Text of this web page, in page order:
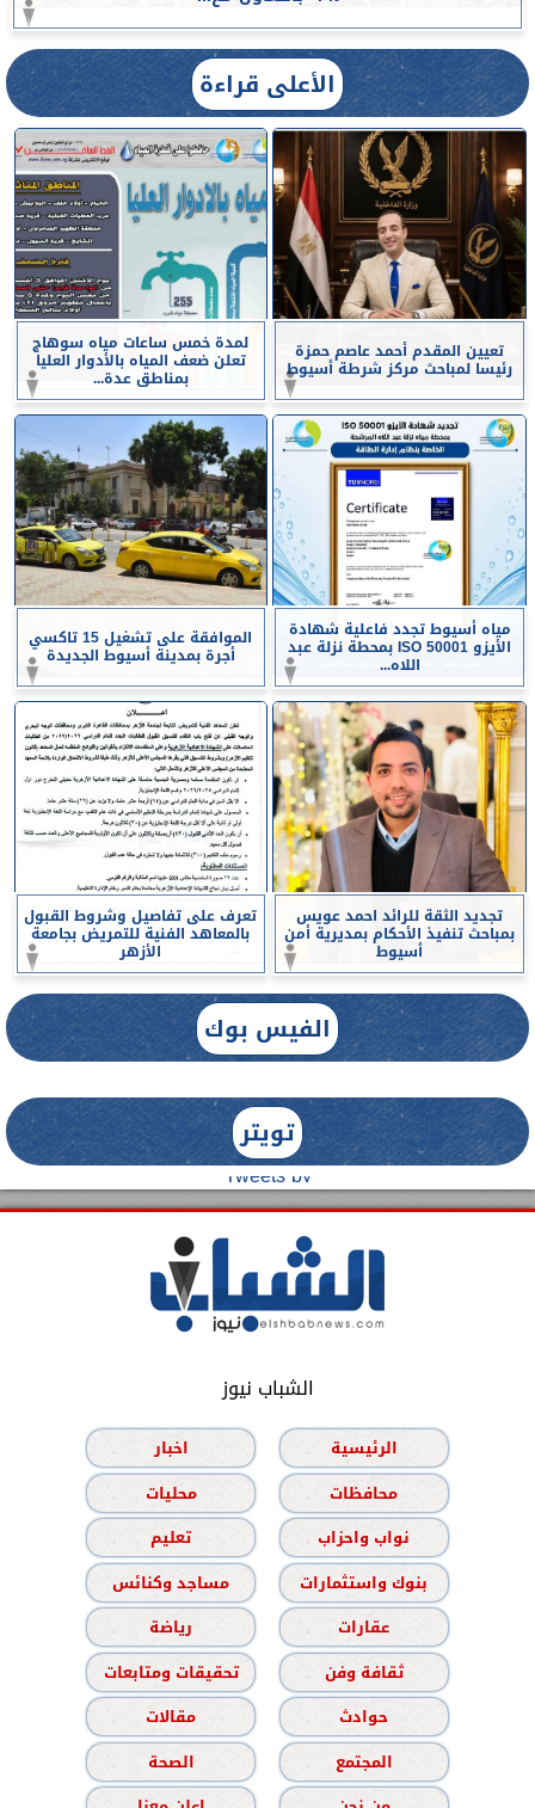
الأعلى قراءة
تعيين المقدم أحمد عاصم حمزة
رئيسا لمباحث مركز شرطة أسيوط
لمدة خمس ساعات مياه سوهاج
تعلن ضعف المياه بالأدوار العليا
بمناطق عدة...
مياه أسيوط تجدد فاعلية شهادة
الأيزو ISO 50001 بمحطة نزلة عبد
اللاه...
الموافقة على تشغيل 15 تاكسي
أجرة بمدينة أسيوط الجديدة
تجديد الثقة للرائد احمد عويس
بمباحث تنفيذ الأحكام بمديرية أمن
أسيوط
تعرف على تفاصيل وشروط القبول
بالمعاهد الفنية للتمريض بجامعة
الأزهر
الفيس بوك
تويتر
Tweets by
الشباب نيوز
الرئيسية
اخبار
محافظات
محليات
نواب واحزاب
تعليم
بنوك واستثمارات
مساجد وكنائس
عقارات
رياضة
ثقافة وفن
تحقيقات ومتابعات
حوادث
مقالات
المجتمع
الصحة